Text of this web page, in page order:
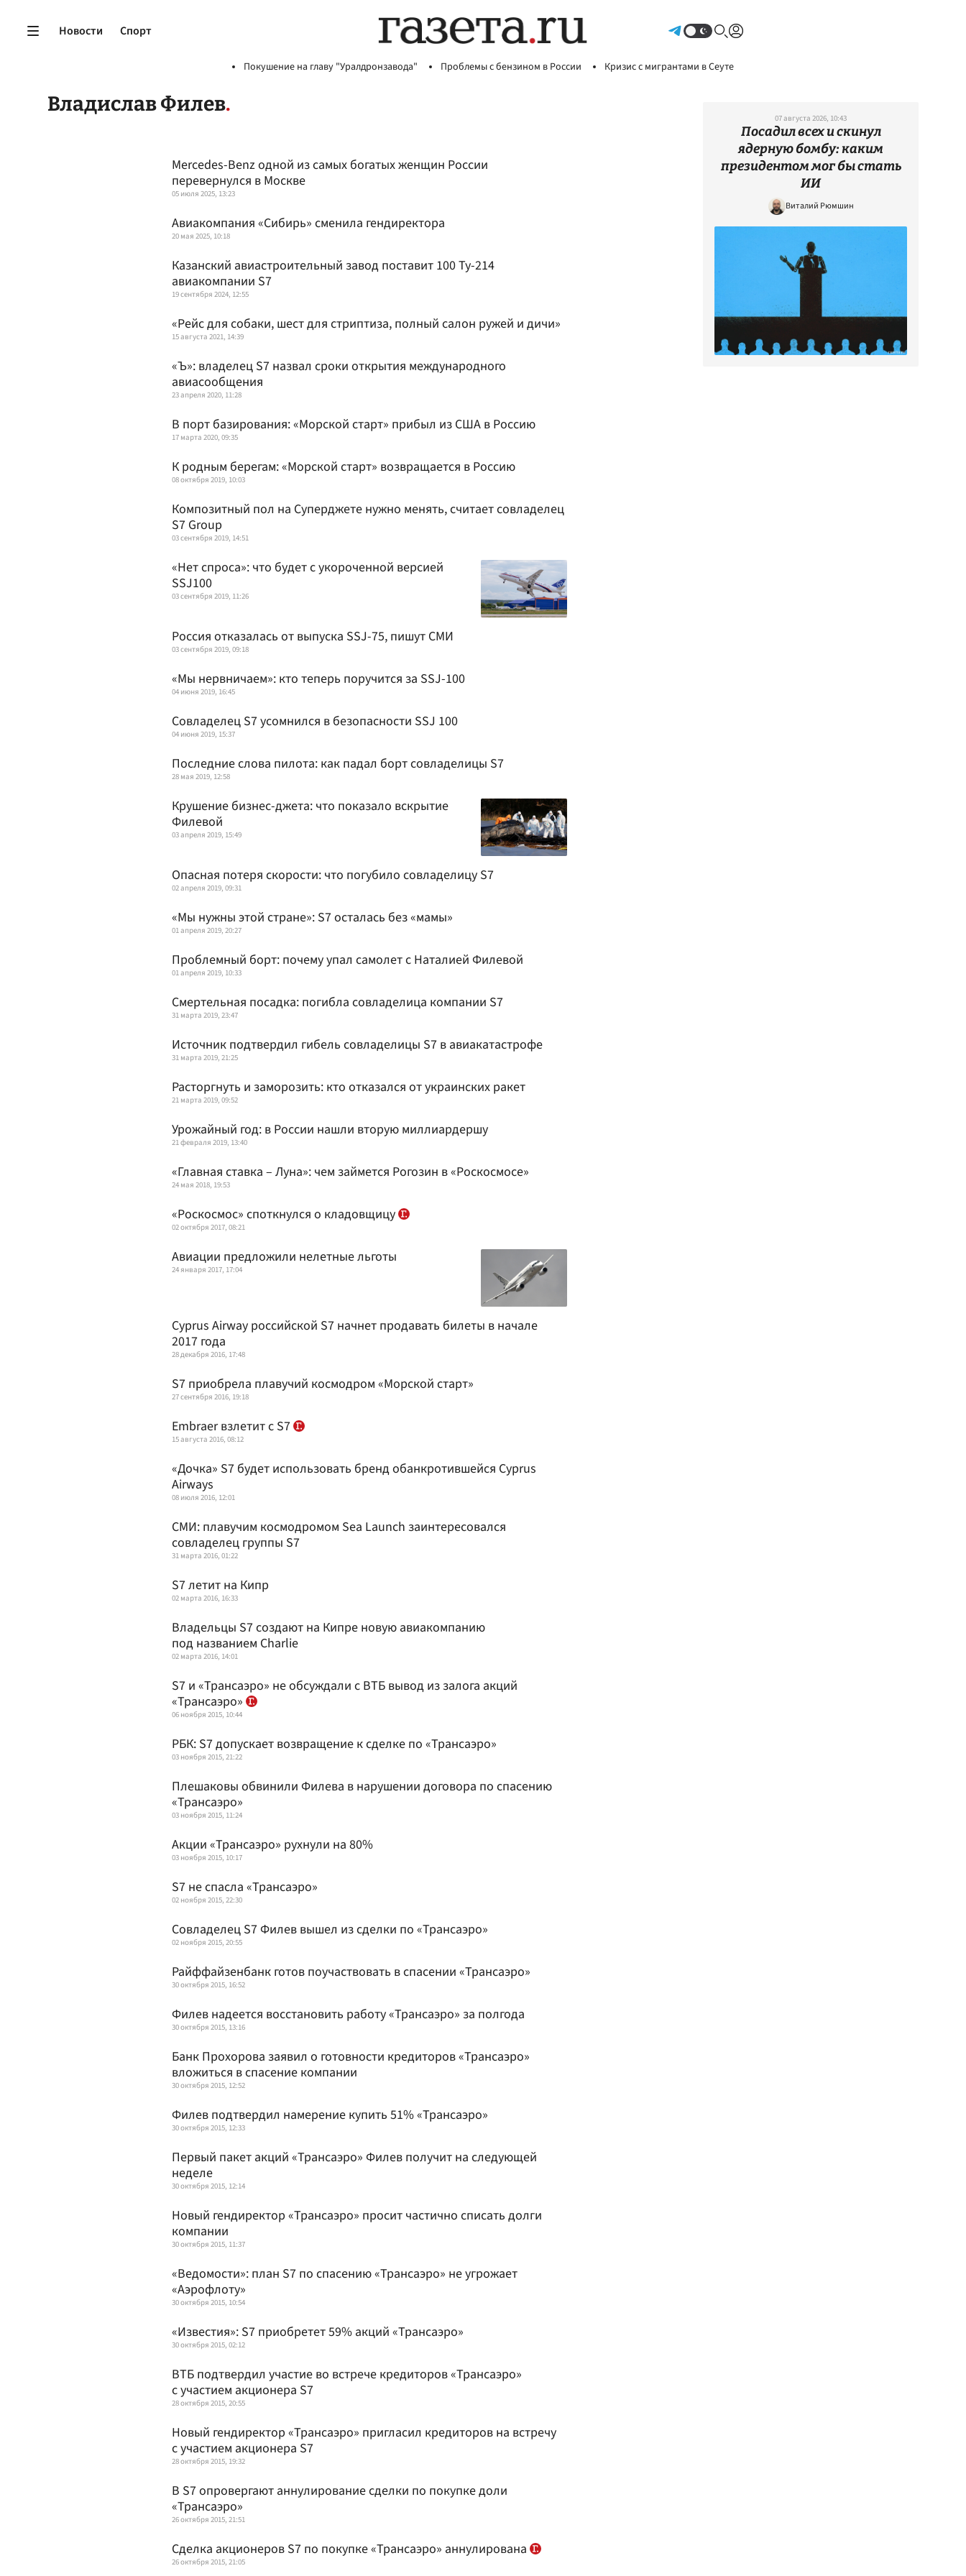
Новости Спорт
Покушение на главу "Уралдронзавода" Проблемы с бензином в России Кризис с мигрантами в Сеуте
Владислав Филев
Mercedes-Benz одной из самых богатых женщин России
перевернулся в Москве
05 июля 2025, 13:23
Авиакомпания «Сибирь» сменила гендиректора
20 мая 2025, 10:18
Казанский авиастроительный завод поставит 100 Ту-214
авиакомпании S7
19 сентября 2024, 12:55
«Рейс для собаки, шест для стриптиза, полный салон ружей и дичи»
15 августа 2021, 14:39
«Ъ»: владелец S7 назвал сроки открытия международного
авиасообщения
23 апреля 2020, 11:28
В порт базирования: «Морской старт» прибыл из США в Россию
17 марта 2020, 09:35
К родным берегам: «Морской старт» возвращается в Россию
08 октября 2019, 10:03
Композитный пол на Суперджете нужно менять, считает совладелец
S7 Group
03 сентября 2019, 14:51
«Нет спроса»: что будет с укороченной версией
SSJ100
03 сентября 2019, 11:26
Россия отказалась от выпуска SSJ-75, пишут СМИ
03 сентября 2019, 09:18
«Мы нервничаем»: кто теперь поручится за SSJ-100
04 июня 2019, 16:45
Совладелец S7 усомнился в безопасности SSJ 100
04 июня 2019, 15:37
Последние слова пилота: как падал борт совладелицы S7
28 мая 2019, 12:58
Крушение бизнес-джета: что показало вскрытие
Филевой
03 апреля 2019, 15:49
Опасная потеря скорости: что погубило совладелицу S7
02 апреля 2019, 09:31
«Мы нужны этой стране»: S7 осталась без «мамы»
01 апреля 2019, 20:27
Проблемный борт: почему упал самолет с Наталией Филевой
01 апреля 2019, 10:33
Смертельная посадка: погибла совладелица компании S7
31 марта 2019, 23:47
Источник подтвердил гибель совладелицы S7 в авиакатастрофе
31 марта 2019, 21:25
Расторгнуть и заморозить: кто отказался от украинских ракет
21 марта 2019, 09:52
Урожайный год: в России нашли вторую миллиардершу
21 февраля 2019, 13:40
«Главная ставка – Луна»: чем займется Рогозин в «Роскосмосе»
24 мая 2018, 19:53
«Роскосмос» споткнулся о кладовщицу
02 октября 2017, 08:21
Авиации предложили нелетные льготы
24 января 2017, 17:04
Cyprus Airway российской S7 начнет продавать билеты в начале
2017 года
28 декабря 2016, 17:48
S7 приобрела плавучий космодром «Морской старт»
27 сентября 2016, 19:18
Embraer взлетит с S7
15 августа 2016, 08:12
«Дочка» S7 будет использовать бренд обанкротившейся Cyprus
Airways
08 июля 2016, 12:01
СМИ: плавучим космодромом Sea Launch заинтересовался
совладелец группы S7
31 марта 2016, 01:22
S7 летит на Кипр
02 марта 2016, 16:33
Владельцы S7 создают на Кипре новую авиакомпанию
под названием Charlie
02 марта 2016, 14:01
S7 и «Трансаэро» не обсуждали с ВТБ вывод из залога акций
«Трансаэро»
06 ноября 2015, 10:44
РБК: S7 допускает возвращение к сделке по «Трансаэро»
03 ноября 2015, 21:22
Плешаковы обвинили Филева в нарушении договора по спасению
«Трансаэро»
03 ноября 2015, 11:24
Акции «Трансаэро» рухнули на 80%
03 ноября 2015, 10:17
S7 не спасла «Трансаэро»
02 ноября 2015, 22:30
Совладелец S7 Филев вышел из сделки по «Трансаэро»
02 ноября 2015, 20:55
Райффайзенбанк готов поучаствовать в спасении «Трансаэро»
30 октября 2015, 16:52
Филев надеется восстановить работу «Трансаэро» за полгода
30 октября 2015, 13:16
Банк Прохорова заявил о готовности кредиторов «Трансаэро»
вложиться в спасение компании
30 октября 2015, 12:52
Филев подтвердил намерение купить 51% «Трансаэро»
30 октября 2015, 12:33
Первый пакет акций «Трансаэро» Филев получит на следующей
неделе
30 октября 2015, 12:14
Новый гендиректор «Трансаэро» просит частично списать долги
компании
30 октября 2015, 11:37
«Ведомости»: план S7 по спасению «Трансаэро» не угрожает
«Аэрофлоту»
30 октября 2015, 10:54
«Известия»: S7 приобретет 59% акций «Трансаэро»
30 октября 2015, 02:12
ВТБ подтвердил участие во встрече кредиторов «Трансаэро»
с участием акционера S7
28 октября 2015, 20:55
Новый гендиректор «Трансаэро» пригласил кредиторов на встречу
с участием акционера S7
28 октября 2015, 19:32
В S7 опровергают аннулирование сделки по покупке доли
«Трансаэро»
26 октября 2015, 21:51
Сделка акционеров S7 по покупке «Трансаэро» аннулирована
26 октября 2015, 21:05
07 августа 2026, 10:43
Посадил всех и скинул
ядерную бомбу: каким
президентом мог бы стать
ИИ
Виталий Рюмшин